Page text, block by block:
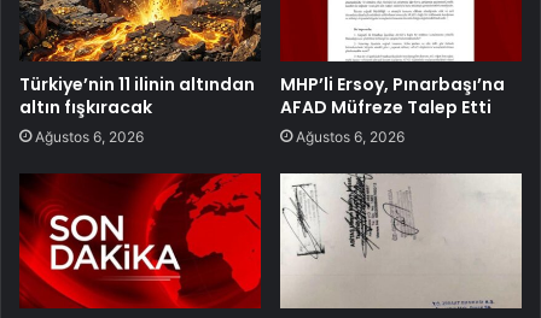
Türkiye’nin 11 ilinin altından
altın fışkıracak
Ağustos 6, 2026
MHP’li Ersoy, Pınarbaşı’na
AFAD Müfreze Talep Etti
Ağustos 6, 2026